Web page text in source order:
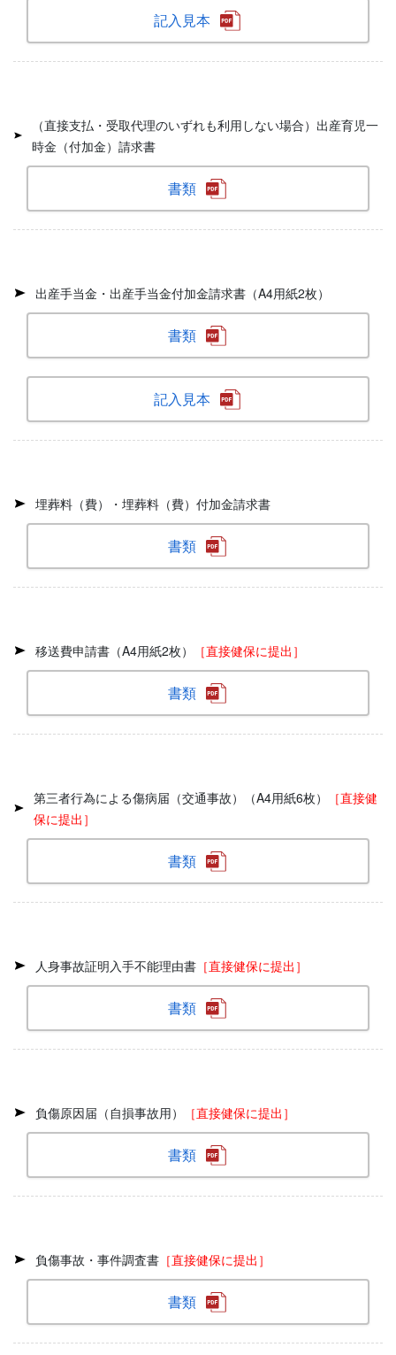
記入見本
（直接支払・受取代理のいずれも利用しない場合）出産育児一
時金（付加金）請求書
書類
出産手当金・出産手当金付加金請求書（A4用紙2枚）
書類
記入見本
埋葬料（費）・埋葬料（費）付加金請求書
書類
移送費申請書（A4用紙2枚） ［直接健保に提出］
書類
第三者行為による傷病届（交通事故）（A4用紙6枚）
［直接健
保に提出］
書類
人身事故証明入手不能理由書 ［直接健保に提出］
書類
負傷原因届（自損事故用） ［直接健保に提出］
書類
負傷事故・事件調査書 ［直接健保に提出］
書類